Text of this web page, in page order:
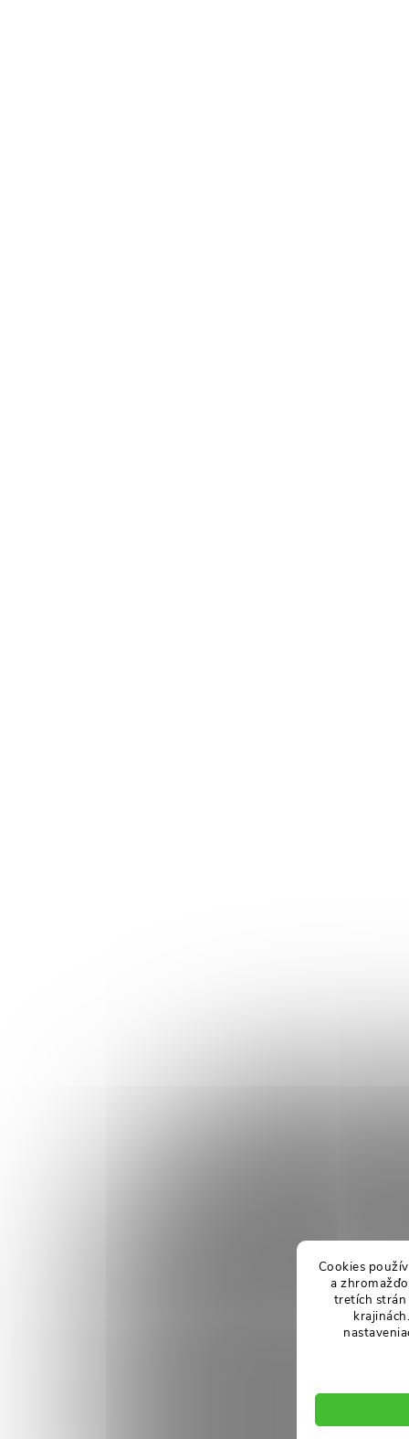
Cookies
a
tretích strán